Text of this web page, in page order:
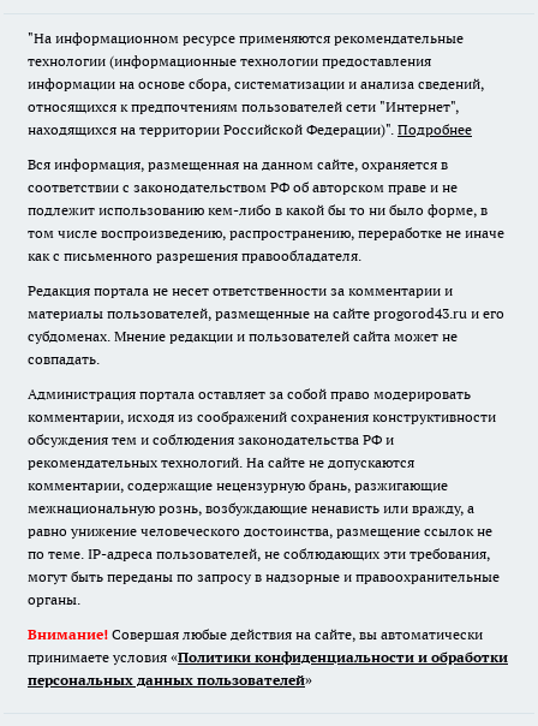
"На информационном ресурсе применяются рекомендательные
технологии (информационные технологии предоставления
информации на основе сбора, систематизации и анализа сведений,
относящихся к предпочтениям пользователей сети "Интернет",
находящихся на территории Российской Федерации)". Подробнее
Вся информация, размещенная на данном сайте, охраняется в
соответствии с законодательством РФ об авторском праве и не
подлежит использованию кем-либо в какой бы то ни было форме, в
том числе воспроизведению, распространению, переработке не иначе
как с письменного разрешения правообладателя.
Редакция портала не несет ответственности за комментарии и
материалы пользователей, размещенные на сайте progorod43.ru и его
субдоменах. Мнение редакции и пользователей сайта может не
совпадать.
Администрация портала оставляет за собой право модерировать
комментарии, исходя из соображений сохранения конструктивности
обсуждения тем и соблюдения законодательства РФ и
рекомендательных технологий. На сайте не допускаются
комментарии, содержащие нецензурную брань, разжигающие
межнациональную рознь, возбуждающие ненависть или вражду, а
равно унижение человеческого достоинства, размещение ссылок не
по теме. IP-адреса пользователей, не соблюдающих эти требования,
могут быть переданы по запросу в надзорные и правоохранительные
органы.
Внимание! Совершая любые действия на сайте, вы автоматически
принимаете условия «Политики конфиденциальности и обработки
персональных данных пользователей»